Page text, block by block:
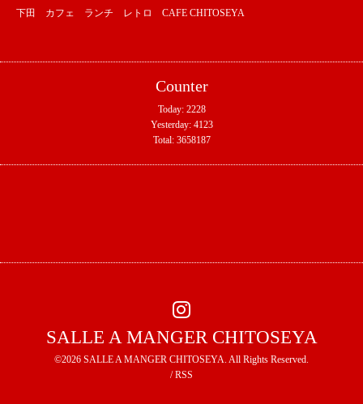
下田 カフェ ランチ レトロ CAFE CHITOSEYA
Counter
Today: 2228
Yesterday: 4123
Total: 3658187
SALLE A MANGER CHITOSEYA
©2026 SALLE A MANGER CHITOSEYA. All Rights Reserved.
/RSS